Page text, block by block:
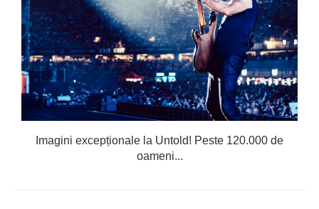
Imagini excepționale la Untold! Peste 120.000 de
oameni...